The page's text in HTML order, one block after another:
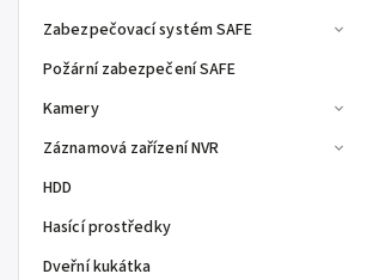
Zabezpečovací systém SAFE
Požární zabezpečení SAFE
Kamery
Záznamová zařízení NVR
HDD
Hasící prostředky
Dveřní kukátka